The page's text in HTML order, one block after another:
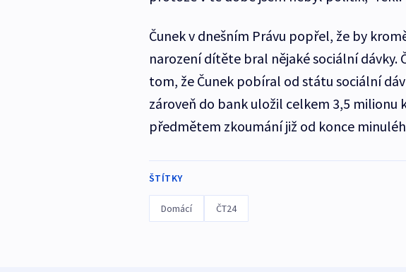
Čunek v dnešním Právu popřel, že by
narození dítěte bral nějaké sociální dávky.
tom, že Čunek pobíral od státu sociální
zároveň do bank uložil celkem 3,5 milionu
předmětem zkoumání již od konce
ŠTÍTKY
Domácí ČT24